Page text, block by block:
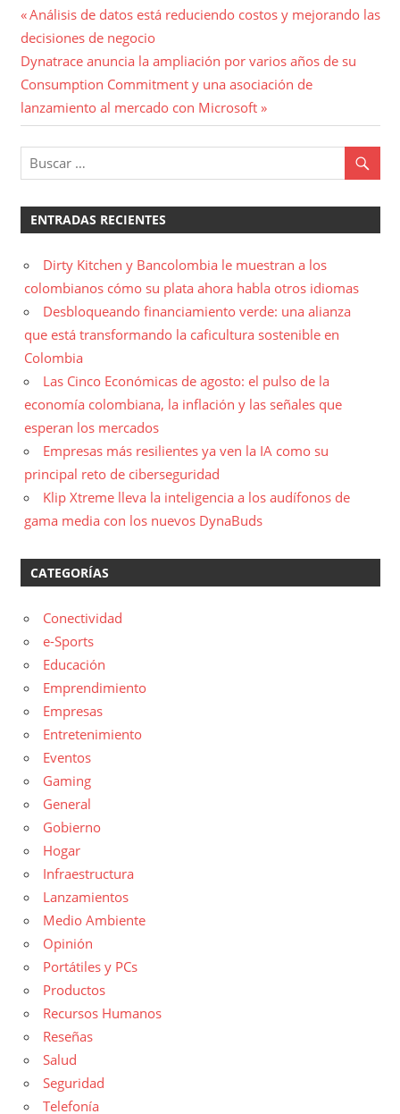
Navegación
de
entradas
Entrada
anterior:
Análisis de datos está reduciendo costos y mejorando las
decisiones de negocio
Entrada
siguiente:
Dynatrace anuncia la ampliación por varios años de su
Consumption Commitment y una asociación de
lanzamiento al mercado con Microsoft
ENTRADAS RECIENTES
Dirty Kitchen y Bancolombia le muestran a los
colombianos cómo su plata ahora habla otros idiomas
Desbloqueando financiamiento verde: una alianza
que está transformando la caficultura sostenible en
Colombia
Las Cinco Económicas de agosto: el pulso de la
economía colombiana, la inflación y las señales que
esperan los mercados
Empresas más resilientes ya ven la IA como su
principal reto de ciberseguridad
Klip Xtreme lleva la inteligencia a los audífonos de
gama media con los nuevos DynaBuds
CATEGORÍAS
Conectividad
e-Sports
Educación
Emprendimiento
Empresas
Entretenimiento
Eventos
Gaming
General
Gobierno
Hogar
Infraestructura
Lanzamientos
Medio Ambiente
Opinión
Portátiles y PCs
Productos
Recursos Humanos
Reseñas
Salud
Seguridad
Telefonía